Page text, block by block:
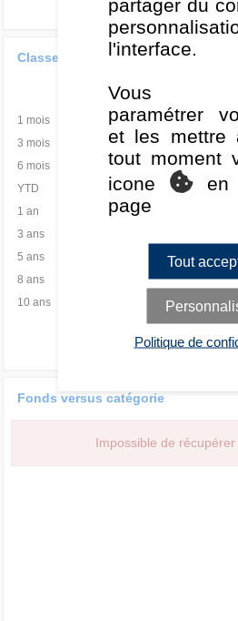
Classement de la performance
1 mois -
3 mois
-
6 mois
-
YTD
1 an
3 ans
5 ans
-
8 ans
-
10 ans
-
Fonds versus catégorie
Impossible de récupérer
partager du
l'interface.
Vous
paramétrer
et les mettre
tout moment
icone
en
page
Tout
Politique de